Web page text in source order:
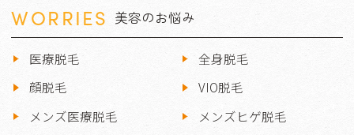
WORRIES 美容のお悩み
医療脱毛
全身脱毛
顔脱毛
VIO脱毛
メンズ医療脱毛
メンズヒゲ脱毛